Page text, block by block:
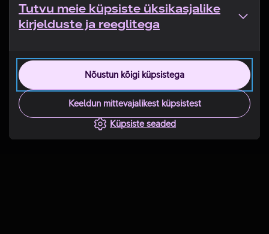
Tutvu meie küpsiste üksikasjalike
kirjelduste ja reeglitega
Nõustun kõigi küpsistega
Keeldun mittevajalikest küpsistest
Küpsiste seaded